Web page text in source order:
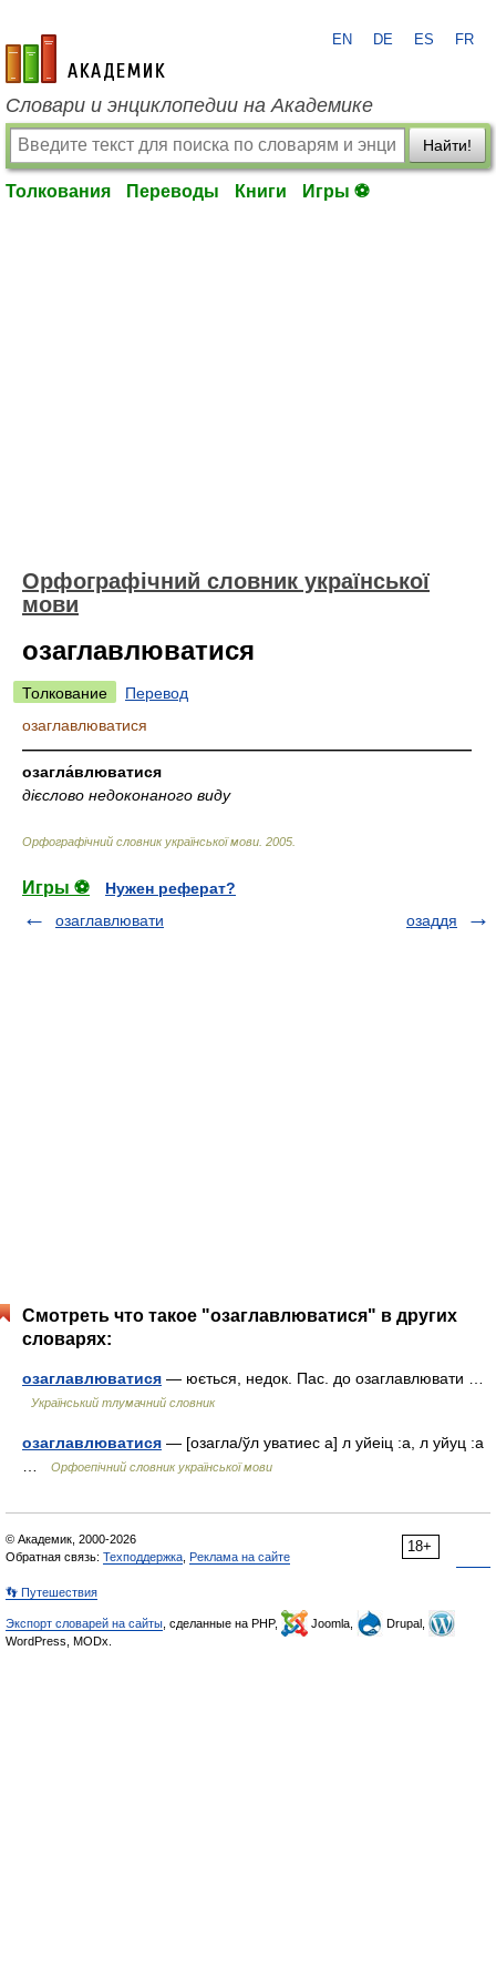
academic.ru
EN DE ES FR
Словари и энциклопедии на Академике
Найти!
Толкования Переводы Книги Игры ⚽
Орфографічний словник української
мови
озаглавлюватися
Толкование
Перевод
озаглавлюватися
—————————————————————————————
озагла́влюватися
дієслово недоконаного виду
Орфографічний словник української мови 2005
Игры ⚽
Нужен реферат?
озаглавлювати
озаддя
Смотреть что такое "озаглавлюватися" в других
словарях:
озаглавлюватися — юється, недок. Пас. до озаглавлювати …
Український тлумачний словник
озаглавлюватися — [озагла/ўл уватиес а] л уйеіц :а, л уйуц :а
Орфоепічний словник української мови
18+
© Академик, 2000-2026
Обратная связь: Техподдержка Реклама на сайте
👣 Путешествия
Экспорт словарей на сайты , сделанные на PHP, Joomla,
Drupal,
WordPress, MODx.